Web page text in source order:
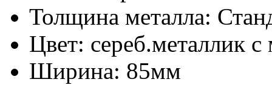
Толщина металла:
Цвет: сереб.металлик
Ширина: 85мм